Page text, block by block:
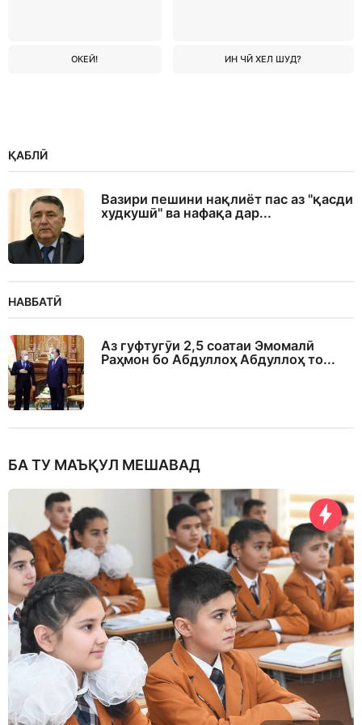
ОКЕЙ! ИН ЧӢ ХЕЛ ШУД?
ҚАБЛӢ
Вазири пешини нақлиёт пас аз "қасди
худкушӣ" ва нафақа дар...
НАВБАТӢ
Аз гуфтугӯи 2,5 соатаи Эмомалӣ
Раҳмон бо Абдуллоҳ Абдуллоҳ то...
БА ТУ МАЪҚУЛ МЕШАВАД